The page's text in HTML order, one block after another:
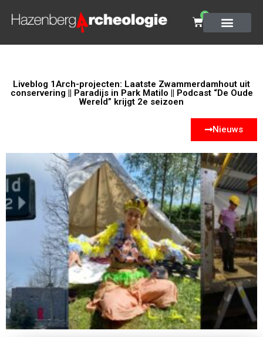
0
Liveblog 1Arch-projecten: Laatste Zwammerdamhout uit
conservering || Paradijs in Park Matilo || Podcast “De Oude
Wereld” krijgt 2e seizoen
Nieuws